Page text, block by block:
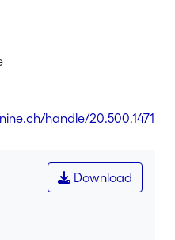
handle/20.500.1471
Download